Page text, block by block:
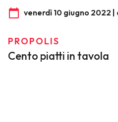
venerdì 10 giugno 2022 |
PROPOLIS
Cento piatti in tavola